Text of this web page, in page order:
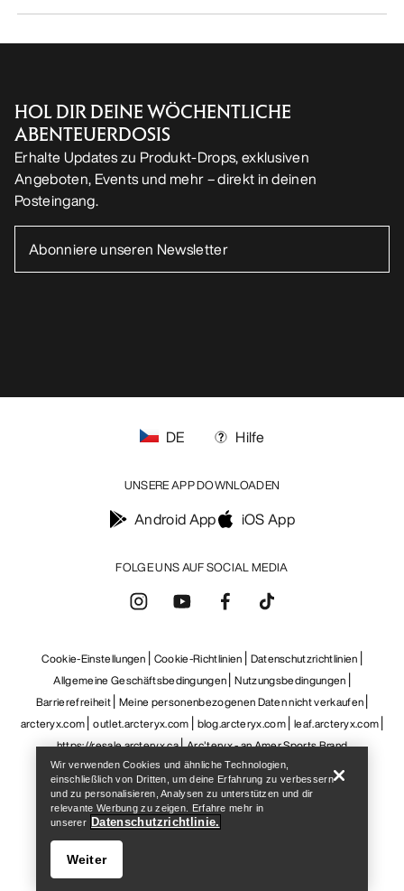
Help
HOL DIR DEINE WÖCHENTLICHE
ABENTEUERDOSIS
Erhalte Updates zu Produkt-Drops, exklusiven
Angeboten, Events und mehr – direkt in deinen
Posteingang.
FOLGE UNS AUF SOCIAL MEDIA
DE Hilfe
UNSERE APP DOWNLOADEN
Android App iOS App
Cookie-Einstellungen Cookie-Richtlinien Datenschutzrichtlinien
Allgemeine Geschäftsbedingungen Nutzungsbedingungen
Barrierefreiheit Meine personenbezogenen Daten nicht verkaufen
arcteryx.com outlet.arcteryx.com blog.arcteryx.com leaf.arcteryx.com
https://resale.arcteryx.ca Arc'teryx - an Amer Sports Brand
Wir verwenden Cookies und ähnliche Technologien,
einschließlich von Dritten, um deine Erfahrung zu verbessern
und zu personalisieren, Analysen zu unterstützen und dir
relevante Werbung zu zeigen. Erfahre mehr in
unserer Datenschutzrichtlinie.
Weiter